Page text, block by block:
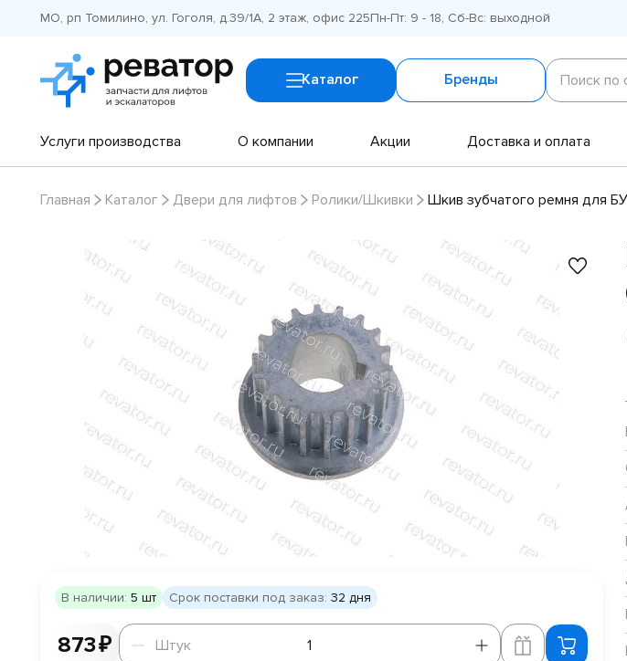
МО, рп Томилино, ул. Гоголя, д.39/1А, 2 этаж, офис 225Пн-Пт: 9 - 18, Сб-Вс: выходной
Каталог Бренды
Поиск
по
сайту
Поиск по
Услуги производства О компании Акции Доставка и оплата
Главная Каталог Двери для лифтов Ролики/Шкивки Шкив зубчатого ремня для
В наличии: 5 шт Срок поставки под заказ: 32 дня
873 ₽
Штук
Штук